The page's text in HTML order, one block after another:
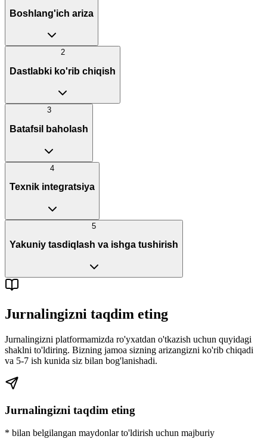
Boshlang'ich ariza
2
Dastlabki ko'rib chiqish
3
Batafsil baholash
4
Texnik integratsiya
5
Yakuniy tasdiqlash va ishga tushirish
Jurnalingizni taqdim eting
Jurnalingizni platformamizda ro'yxatdan o'tkazish uchun quyidagi
shaklni to'ldiring. Bizning jamoa sizning arizangizni ko'rib chiqadi
va 5-7 ish kunida siz bilan bog'lanishadi.
Jurnalingizni taqdim eting
* bilan belgilangan maydonlar to'ldirish uchun majburiy